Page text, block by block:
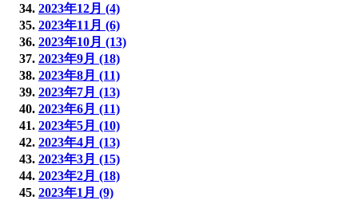
2023年12月 (4)
2023年11月 (6)
2023年10月 (13)
2023年9月 (18)
2023年8月 (11)
2023年7月 (13)
2023年6月 (11)
2023年5月 (10)
2023年4月 (13)
2023年3月 (15)
2023年2月 (18)
2023年1月 (9)